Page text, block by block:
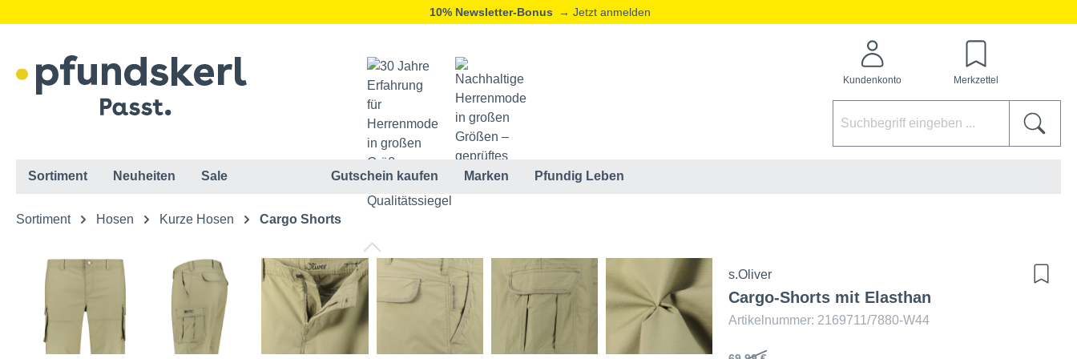
10% Newsletter-Bonus → Jetzt anmelden
Kundenkonto Merkzettel
Sortiment Neuheiten Sale Gutschein kaufen Marken Pfundig Leben
Sortiment Hosen Kurze Hosen Cargo Shorts
s.Oliver
Cargo-Shorts mit Elasthan
Artikelnummer: 2169711/7880-W44